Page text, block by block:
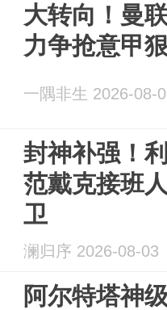
大转向！曼
力争抢意甲
一隅非生 2026-08-
封神补强！
范戴克接班
卫
澜归序 2026-08-03
阿尔特塔神